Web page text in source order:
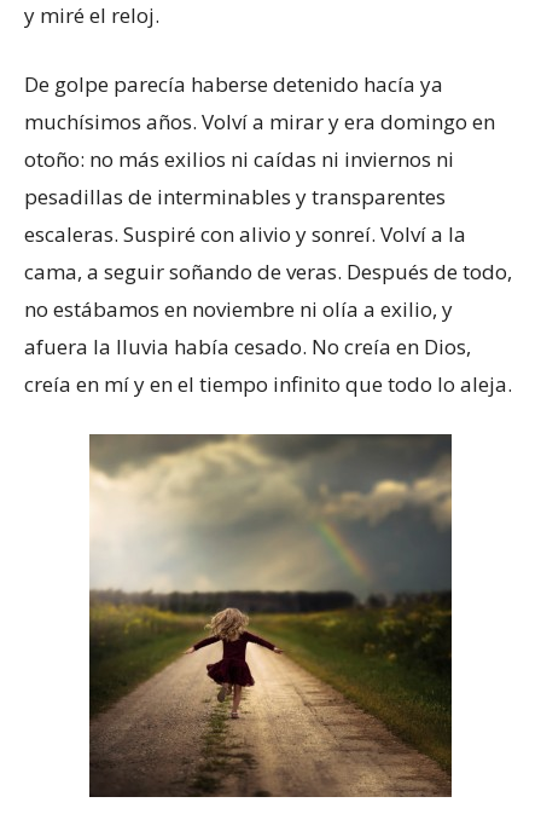
y miré el reloj.
De golpe parecía haberse detenido hacía ya
muchísimos años. Volví a mirar y era domingo en
otoño: no más exilios ni caídas ni inviernos ni
pesadillas de interminables y transparentes
escaleras. Suspiré con alivio y sonreí. Volví a la
cama, a seguir soñando de veras. Después de todo,
no estábamos en noviembre ni olía a exilio, y
afuera la lluvia había cesado. No creía en Dios,
creía en mí y en el tiempo infinito que todo lo aleja.